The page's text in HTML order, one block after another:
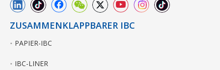
ZUSAMMENKLAPPBARER IBC
PAPIER-IBC
IBC-LINER